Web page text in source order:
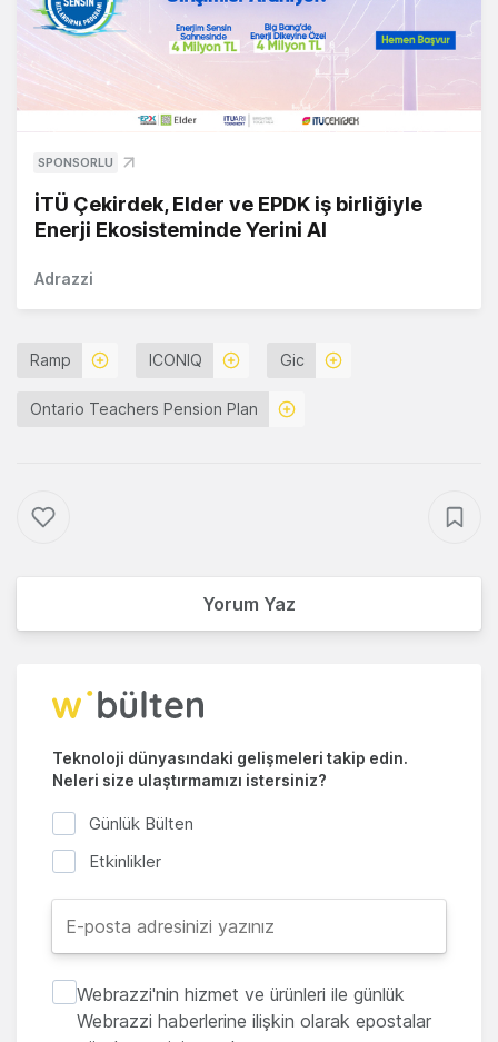
SPONSORLU
İTÜ Çekirdek, Elder ve EPDK iş birliğiyle
Enerji Ekosisteminde Yerini Al
Adrazzi
Ramp ICONIQ Gic
Ontario Teachers Pension Plan
Yorum Yaz
Teknoloji dünyasındaki gelişmeleri takip edin.
Neleri size ulaştırmamızı istersiniz?
Günlük Bülten
Etkinlikler
Webrazzi'nin hizmet ve ürünleri ile günlük
Webrazzi haberlerine ilişkin olarak epostalar